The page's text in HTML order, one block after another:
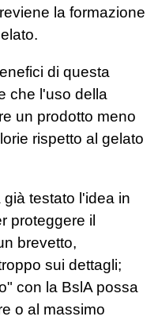
la formazione
di questa
che l'uso della
un prodotto meno
rispetto al gelato
testato l'idea in
proteggere il
brevetto,
sui dettagli;
con la BslA possa
o al massimo